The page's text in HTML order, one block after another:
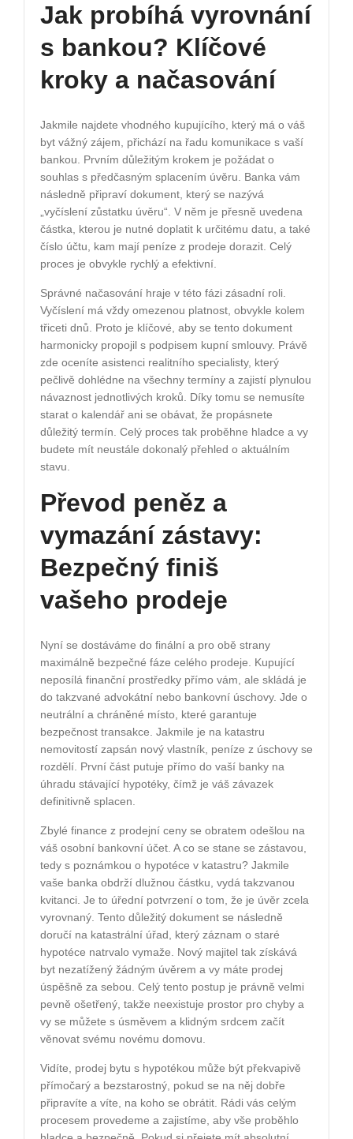
Jak probíhá vyrovnání
s bankou? Klíčové
kroky a načasování
Jakmile najdete vhodného kupujícího, který má o váš
byt vážný zájem, přichází na řadu komunikace s vaší
bankou. Prvním důležitým krokem je požádat o
souhlas s předčasným splacením úvěru. Banka vám
následně připraví dokument, který se nazývá
„vyčíslení zůstatku úvěru“. V něm je přesně uvedena
částka, kterou je nutné doplatit k určitému datu, a také
číslo účtu, kam mají peníze z prodeje dorazit. Celý
proces je obvykle rychlý a efektivní.
Správné načasování hraje v této fázi zásadní roli.
Vyčíslení má vždy omezenou platnost, obvykle kolem
třiceti dnů. Proto je klíčové, aby se tento dokument
harmonicky propojil s podpisem kupní smlouvy. Právě
zde oceníte asistenci realitního specialisty, který
pečlivě dohlédne na všechny termíny a zajistí plynulou
návaznost jednotlivých kroků. Díky tomu se nemusíte
starat o kalendář ani se obávat, že propásnete
důležitý termín. Celý proces tak proběhne hladce a vy
budete mít neustále dokonalý přehled o aktuálním
stavu.
Převod peněz a
vymazání zástavy:
Bezpečný finiš
vašeho prodeje
Nyní se dostáváme do finální a pro obě strany
maximálně bezpečné fáze celého prodeje. Kupující
neposílá finanční prostředky přímo vám, ale skládá je
do takzvané advokátní nebo bankovní úschovy. Jde o
neutrální a chráněné místo, které garantuje
bezpečnost transakce. Jakmile je na katastru
nemovitostí zapsán nový vlastník, peníze z úschovy se
rozdělí. První část putuje přímo do vaší banky na
úhradu stávající hypotéky, čímž je váš závazek
definitivně splacen.
Zbylé finance z prodejní ceny se obratem odešlou na
váš osobní bankovní účet. A co se stane se zástavou,
tedy s poznámkou o hypotéce v katastru? Jakmile
vaše banka obdrží dlužnou částku, vydá takzvanou
kvitanci. Je to úřední potvrzení o tom, že je úvěr zcela
vyrovnaný. Tento důležitý dokument se následně
doručí na katastrální úřad, který záznam o staré
hypotéce natrvalo vymaže. Nový majitel tak získává
byt nezatížený žádným úvěrem a vy máte prodej
úspěšně za sebou. Celý tento postup je právně velmi
pevně ošetřený, takže neexistuje prostor pro chyby a
vy se můžete s úsměvem a klidným srdcem začít
věnovat svému novému domovu.
Vidíte, prodej bytu s hypotékou může být překvapivě
přímočarý a bezstarostný, pokud se na něj dobře
připravíte a víte, na koho se obrátit. Rádi vás celým
procesem provedeme a zajistíme, aby vše proběhlo